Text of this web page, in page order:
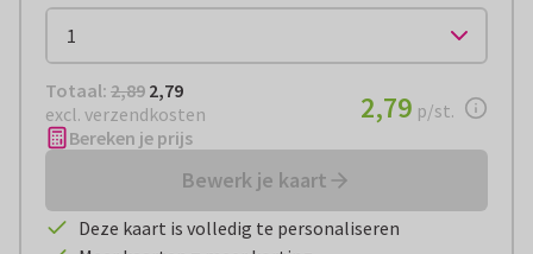
Totaal: € 2,79
Totaal: 2,89 2,79
excl. verzendkosten
€ 2,79per stuk
2,79 p/st.
Bereken je prijs
Bewerk je kaart
Deze kaart is volledig te personaliseren